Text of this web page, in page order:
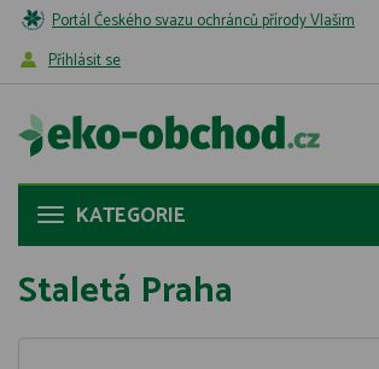
Portál Českého svazu ochránců přírody Vlašim
Příhlásit se
KATEGORIE
Staletá Praha